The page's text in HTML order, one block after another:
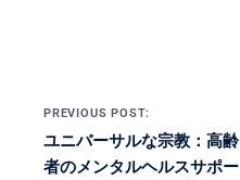
Post navigation
PREVIOUS POST:
ユニバーサルな宗教：高齢
者のメンタルヘルスサポー